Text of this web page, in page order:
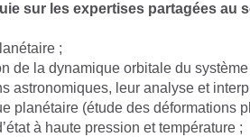
sur les expertises partagées au
;
de la dynamique orbitale du
astronomiques, leur analyse et
planétaire (étude des déformations
à haute pression et température ;